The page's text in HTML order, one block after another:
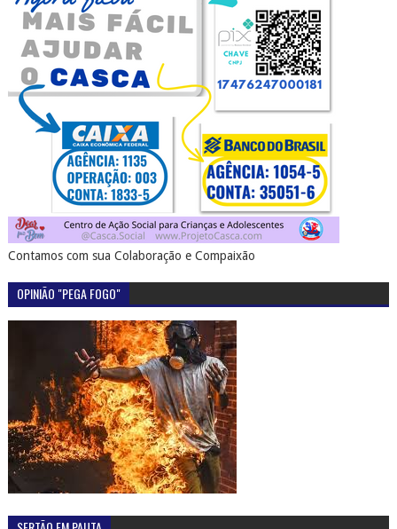
Contamos com sua Colaboração e Compaixão
OPINIÃO "PEGA FOGO"